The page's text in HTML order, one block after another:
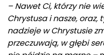
– Nawet Ci, którzy nie
Chrystusa i nasze, oraz,
nadzieje w Chrystusie
przeczuwają, w głębi